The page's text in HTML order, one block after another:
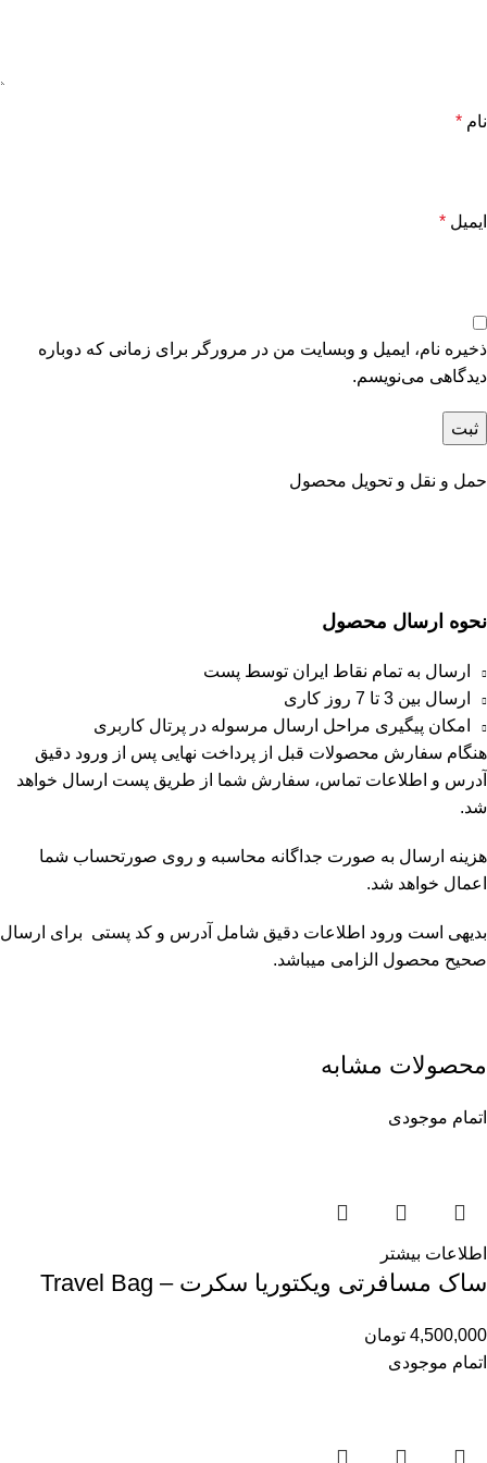
نام *
ایمیل *
ذخیره نام، ایمیل و وبسایت من در مرورگر برای زمانی که دوباره
دیدگاهی می‌نویسم.
حمل و نقل و تحویل محصول
نحوه ارسال محصول
ارسال به تمام نقاط ایران توسط پست
ارسال بین 3 تا 7 روز کاری
امکان پیگیری مراحل ارسال مرسوله در پرتال کاربری
هنگام سفارش محصولات قبل از پرداخت نهایی پس از ورود دقیق
آدرس و اطلاعات تماس، سفارش شما از طریق پست ارسال خواهد
شد.
هزینه ارسال به صورت جداگانه محاسبه و روی صورتحساب شما
اعمال خواهد شد.
بدیهی است ورود اطلاعات دقیق شامل آدرس و کد پستی برای ارسال
صحیح محصول الزامی میباشد.
محصولات مشابه
اتمام موجودی
اطلاعات بیشتر
ساک مسافرتی ویکتوریا سکرت – Travel Bag
4,500,000 تومان
اتمام موجودی